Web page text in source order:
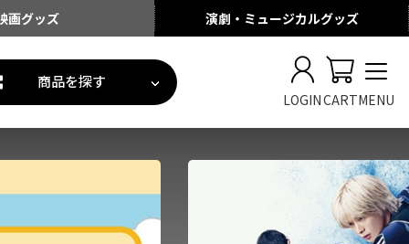
画グッズ 演劇・ミュージカルグッズ
商品を探す
LOGINCARTMENU